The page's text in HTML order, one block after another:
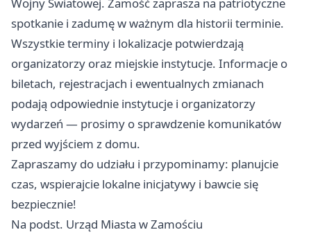
Wojny Światowej. Zamość zaprasza na patriotyczne
spotkanie i zadumę w ważnym dla historii terminie.
Wszystkie terminy i lokalizacje potwierdzają
organizatorzy oraz miejskie instytucje. Informacje o
biletach, rejestracjach i ewentualnych zmianach
podają odpowiednie instytucje i organizatorzy
wydarzeń — prosimy o sprawdzenie komunikatów
przed wyjściem z domu.
Zapraszamy do udziału i przypominamy: planujcie
czas, wspierajcie lokalne inicjatywy i bawcie się
bezpiecznie!
Na podst. Urząd Miasta w Zamościu